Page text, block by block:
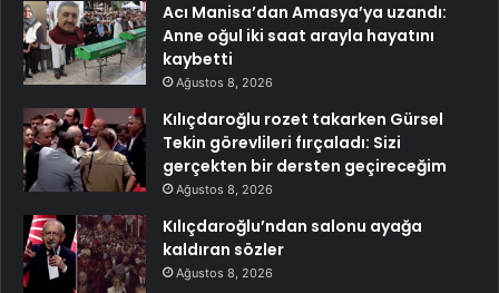
Acı Manisa’dan Amasya’ya uzandı:
Anne oğul iki saat arayla hayatını
kaybetti
Ağustos 8, 2026
Kılıçdaroğlu rozet takarken Gürsel
Tekin görevlileri fırçaladı: Sizi
gerçekten bir dersten geçireceğim
Ağustos 8, 2026
Kılıçdaroğlu’ndan salonu ayağa
kaldıran sözler
Ağustos 8, 2026